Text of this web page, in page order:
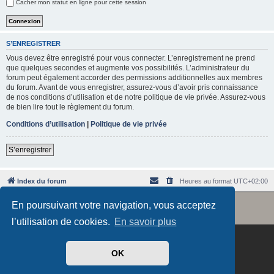
En poursuivant votre navigation, vous acceptez
l’utilisation de cookies. En savoir plus
OK
Cacher mon statut en ligne pour cette session
S’ENREGISTRER
Vous devez être enregistré pour vous connecter. L’enregistrement ne prend
que quelques secondes et augmente vos possibilités. L’administrateur du
forum peut également accorder des permissions additionnelles aux membres
du forum. Avant de vous enregistrer, assurez-vous d’avoir pris connaissance
de nos conditions d’utilisation et de notre politique de vie privée. Assurez-vous
de bien lire tout le règlement du forum.
Conditions d’utilisation | Politique de vie privée
S’enregistrer
Index du forum Heures au format UTC+02:00
Développé parphpBB® Forum Software © phpBB Limited
Traduit par
phpBB-fr.com